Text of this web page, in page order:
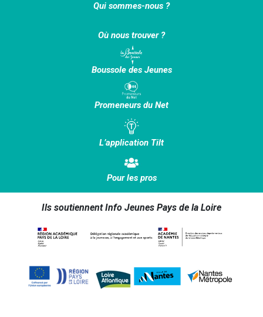
Qui sommes-nous ?
Où nous trouver ?
Boussole des Jeunes
Promeneurs du Net
L’application Tilt
Pour les pros
Ils soutiennent Info Jeunes Pays de la Loire